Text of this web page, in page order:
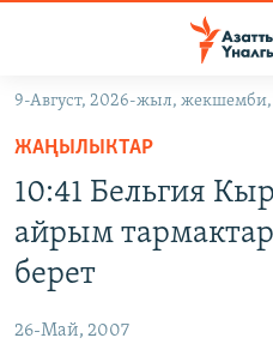
Навигацияга
өтүңүз
салыңыз
МАДАНИЯТ
УКРАИНА
ТВ ПРОГРАММАЛАР
9-Август, 2026-жыл,
ЖАҢЫЛЫКТАР
10:41 Бельгия
айрым
берет
26-Май, 2007